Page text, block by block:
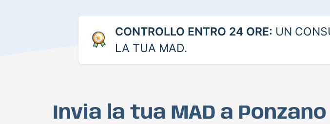
CONTROLLO ENTRO 24 ORE: UN
LA TUA MAD.
Invia la tua MAD a